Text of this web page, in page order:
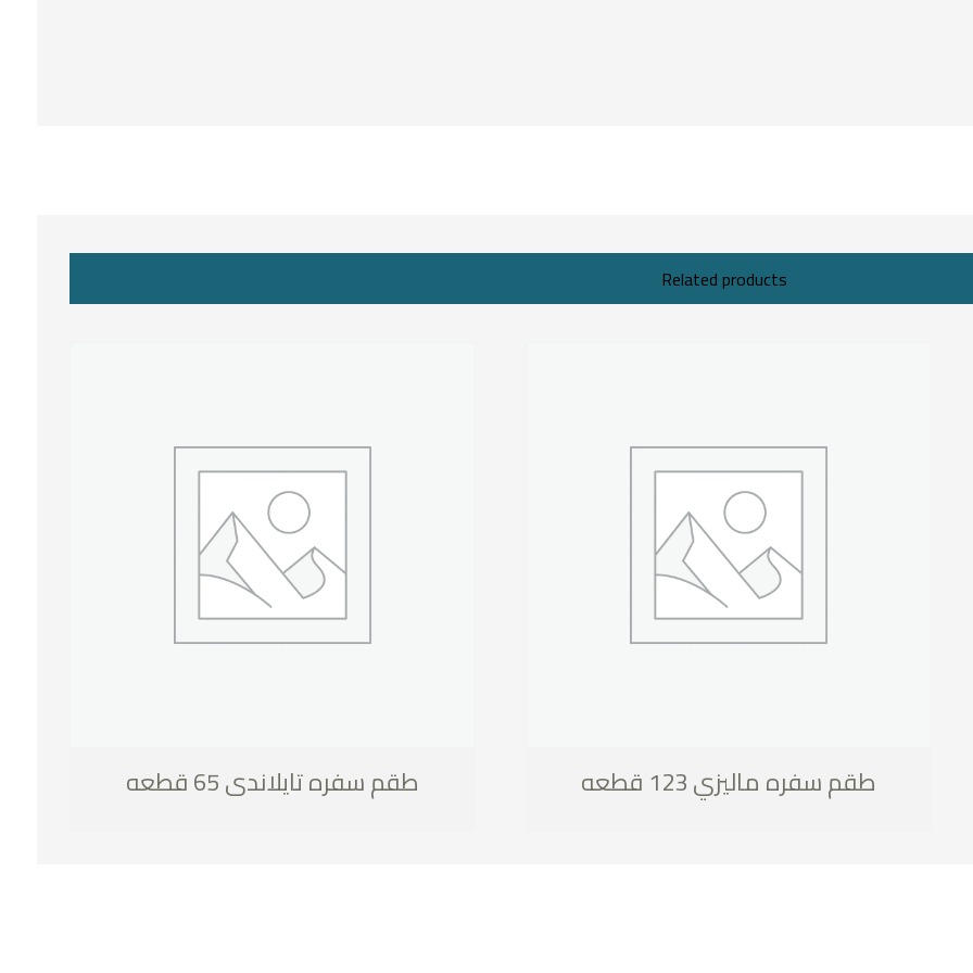
Related products
طقم سفره تايلاندى 65 قطعه طقم سفره ماليزي 123 قطعه